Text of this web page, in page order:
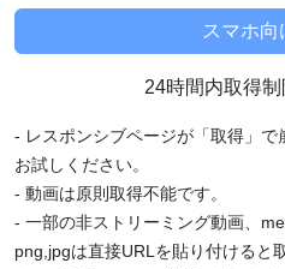
24時間内取得
- レスポンシブページが「取得」
お試しください。
- 動画は原則取得不能です。
- 一部の非ストリーミング動画、
png,jpgは直接URLを貼り付けると